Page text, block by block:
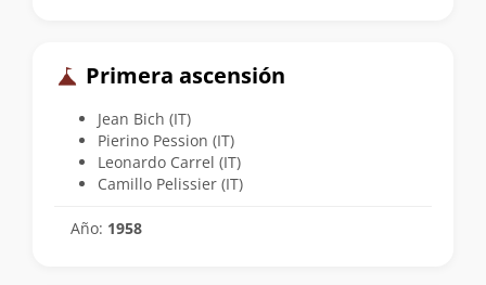
Primera ascensión
Jean Bich (IT)
Pierino Pession (IT)
Leonardo Carrel (IT)
Camillo Pelissier (IT)
Año: 1958